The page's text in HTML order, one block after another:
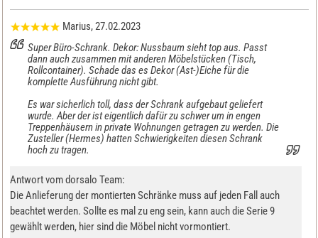
Marius, 27.02.2023
Super Büro-Schrank. Dekor: Nussbaum sieht top aus. Passt
dann auch zusammen mit anderen Möbelstücken (Tisch,
Rollcontainer). Schade das es Dekor (Ast-)Eiche für die
komplette Ausführung nicht gibt.
Es war sicherlich toll, dass der Schrank aufgebaut geliefert
wurde. Aber der ist eigentlich dafür zu schwer um in engen
Treppenhäusern in private Wohnungen getragen zu werden. Die
Zusteller (Hermes) hatten Schwierigkeiten diesen Schrank
hoch zu tragen.
Antwort vom dorsalo Team:
Die Anlieferung der montierten Schränke muss auf jeden Fall auch
beachtet werden. Sollte es mal zu eng sein, kann auch die Serie 9
gewählt werden, hier sind die Möbel nicht vormontiert.